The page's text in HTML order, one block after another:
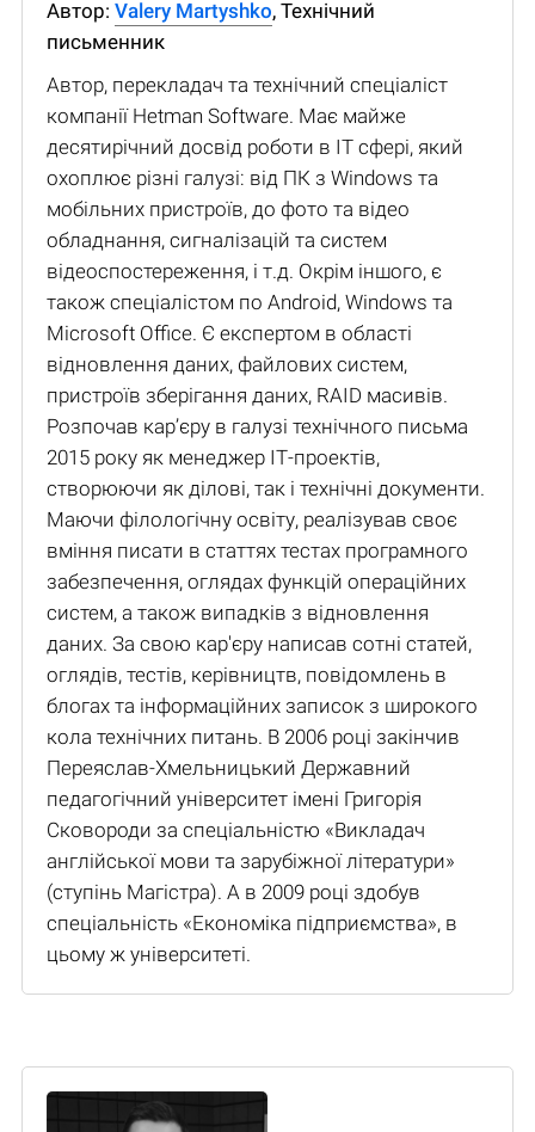
Автор: Valery Martyshko, Технічний
письменник
Автор, перекладач та технічний спеціаліст
компанії Hetman Software. Має майже
десятирічний досвід роботи в IT сфері, який
охоплює різні галузі: від ПК з Windows та
мобільних пристроїв, до фото та відео
обладнання, сигналізацій та систем
відеоспостереження, і т.д. Окрім іншого, є
також спеціалістом по Android, Windows та
Microsoft Office. Є експертом в області
відновлення даних, файлових систем,
пристроїв зберігання даних, RAID масивів.
Розпочав кар’єру в галузі технічного письма
2015 року як менеджер ІТ-проектів,
створюючи як ділові, так і технічні документи.
Маючи філологічну освіту, реалізував своє
вміння писати в статтях тестах програмного
забезпечення, оглядах функцій операційних
систем, а також випадків з відновлення
даних. За свою кар'єру написав сотні статей,
оглядів, тестів, керівництв, повідомлень в
блогах та інформаційних записок з широкого
кола технічних питань. В 2006 році закінчив
Переяслав-Хмельницький Державний
педагогічний університет імені Григорія
Сковороди за спеціальністю «Викладач
англійської мови та зарубіжної літератури»
(ступінь Магістра). А в 2009 році здобув
спеціальність «Економіка підприємства», в
цьому ж університеті.